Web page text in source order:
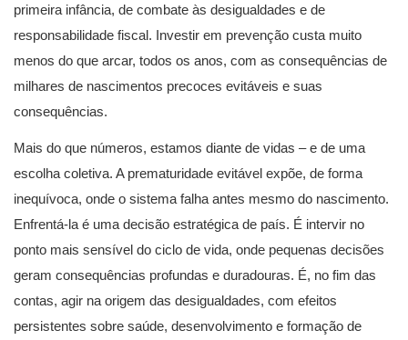
primeira infância, de combate às desigualdades e de
responsabilidade fiscal. Investir em prevenção custa muito
menos do que arcar, todos os anos, com as consequências de
milhares de nascimentos precoces evitáveis e suas
consequências.
Mais do que números, estamos diante de vidas – e de uma
escolha coletiva. A prematuridade evitável expõe, de forma
inequívoca, onde o sistema falha antes mesmo do nascimento.
Enfrentá-la é uma decisão estratégica de país. É intervir no
ponto mais sensível do ciclo de vida, onde pequenas decisões
geram consequências profundas e duradouras. É, no fim das
contas, agir na origem das desigualdades, com efeitos
persistentes sobre saúde, desenvolvimento e formação de